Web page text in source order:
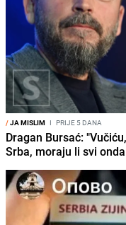
/JA MISLIM I PRIJE 5 DANA
Dragan Bursać:
Srba, moraju li svi